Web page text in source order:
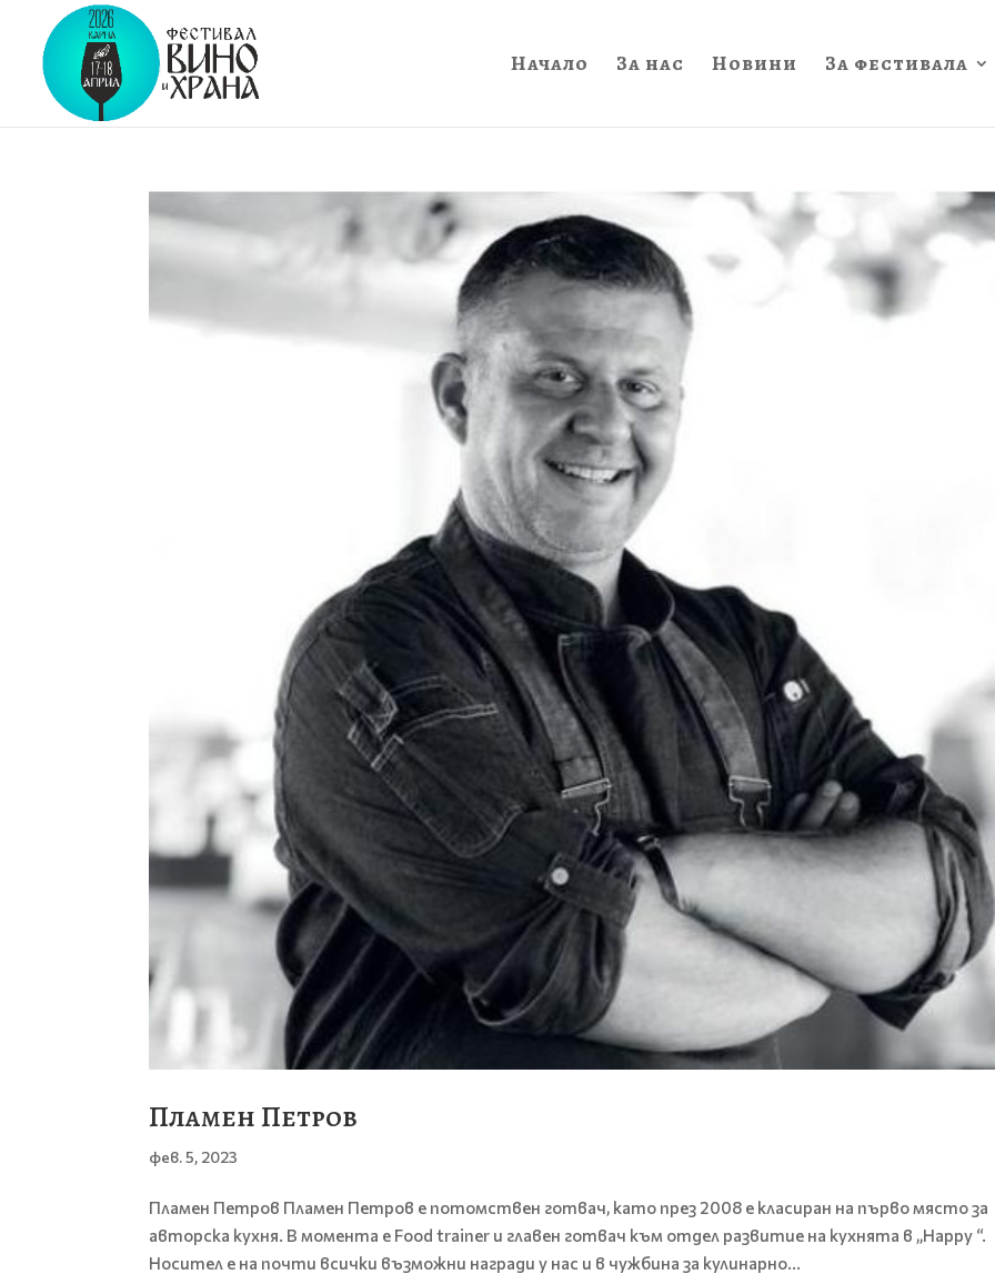
Начало За нас Новини За фестивала
Пламен Петров
фев. 5, 2023
Пламен Петров Пламен Петров е потомствен готвач, като през 2008 е класиран на първо място за
авторска кухня. В момента е Food trainer и главен готвач към отдел развитие на кухнята в ,,Happy “.
Носител е на почти всички възможни награди у нас и в чужбина за кулинарно...